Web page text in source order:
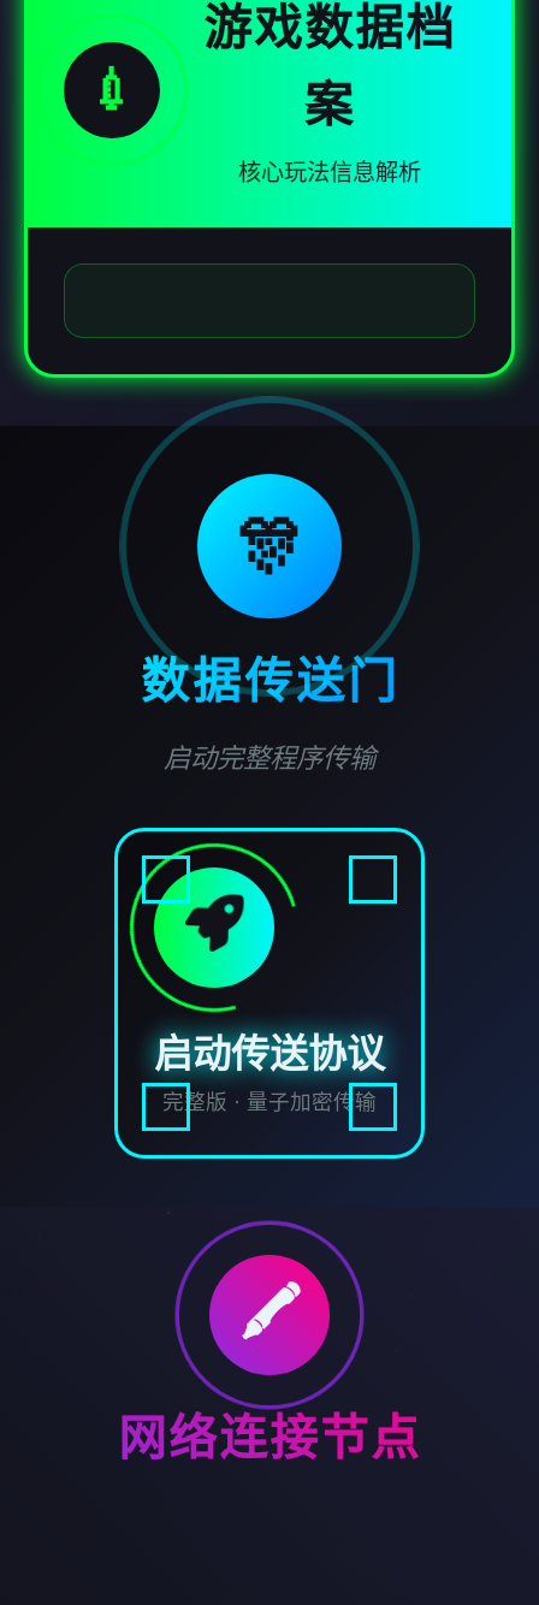
💉
游戏数据档
案
核心玩法信息解析
🎊
数据传送门
启动完整程序传输
启动传送协议
完整版 · 量子加密传输
🖍️
网络连接节点